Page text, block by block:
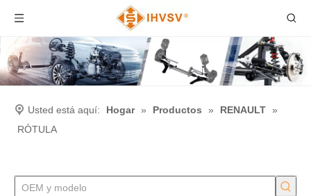
Usted está aquí: Hogar » Productos » RENAULT »
RÓTULA